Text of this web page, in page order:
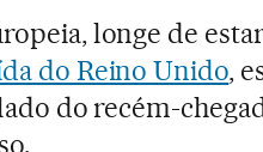
longe de
do Reino Unido,
do recém-